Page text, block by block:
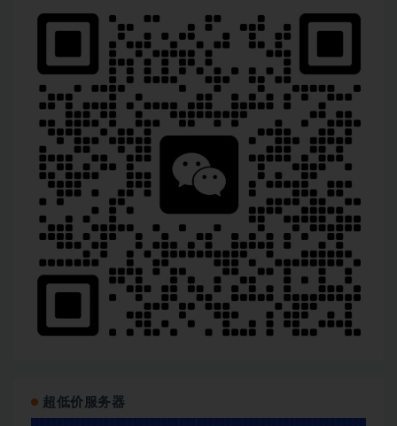
超低价服务器